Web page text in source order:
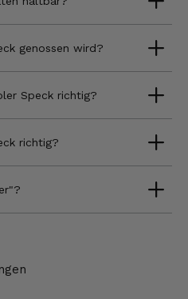
genossen wird?
Speck richtig?
richtig?